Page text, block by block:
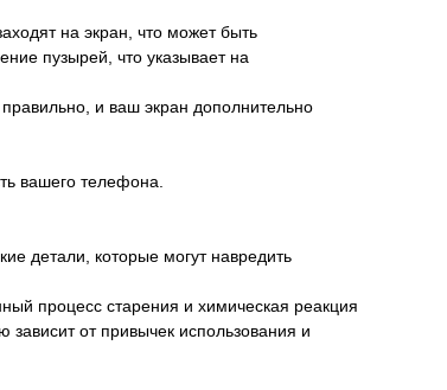
на экран, что может быть
пузырей, что указывает на
и ваш экран дополнительно
вашего телефона.
детали, которые могут навредить
процесс старения и химическая реакция
зависит от привычек использования и